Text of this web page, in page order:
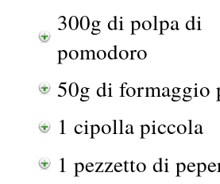
300g di polpa di
pomodoro
50g di formaggio
1 cipolla piccola
1 pezzetto di